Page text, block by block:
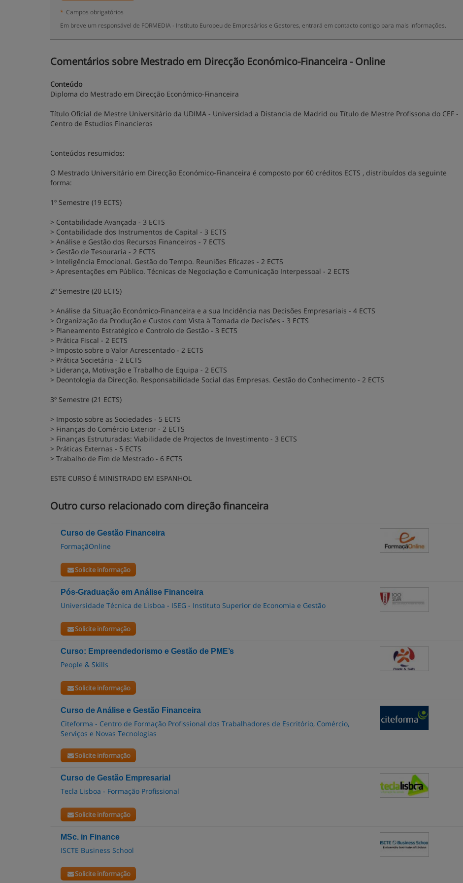
* Campos obrigatórios
Em breve um responsável de FORMEDIA - Instituto Europeu de Empresários e Gestores, entrará em contacto contigo para mais informações.
Comentários sobre Mestrado em Direcção Económico-Financeira - Online
Conteúdo
Diploma do Mestrado em Direcção Económico-Financeira
Título Oficial de Mestre Universitário da UDIMA - Universidad a Distancia de Madrid ou Título de Mestre Profissona do CEF -
Centro de Estudios Financieros
Conteúdos resumidos:
O Mestrado Universitário em Direcção Económico-Financeira é composto por 60 créditos ECTS , distribuídos da seguinte
forma:
1º Semestre (19 ECTS)
> Contabilidade Avançada - 3 ECTS
> Contabilidade dos Instrumentos de Capital - 3 ECTS
> Análise e Gestão dos Recursos Financeiros - 7 ECTS
> Gestão de Tesouraria - 2 ECTS
> Inteligência Emocional. Gestão do Tempo. Reuniões Eficazes - 2 ECTS
> Apresentações em Público. Técnicas de Negociação e Comunicação Interpessoal - 2 ECTS
2º Semestre (20 ECTS)
> Análise da Situação Económico-Financeira e a sua Incidência nas Decisões Empresariais - 4 ECTS
> Organização da Produção e Custos com Vista à Tomada de Decisões - 3 ECTS
> Planeamento Estratégico e Controlo de Gestão - 3 ECTS
> Prática Fiscal - 2 ECTS
> Imposto sobre o Valor Acrescentado - 2 ECTS
> Prática Societária - 2 ECTS
> Liderança, Motivação e Trabalho de Equipa - 2 ECTS
> Deontologia da Direcção. Responsabilidade Social das Empresas. Gestão do Conhecimento - 2 ECTS
3º Semestre (21 ECTS)
> Imposto sobre as Sociedades - 5 ECTS
> Finanças do Comércio Exterior - 2 ECTS
> Finanças Estruturadas: Viabilidade de Projectos de Investimento - 3 ECTS
> Práticas Externas - 5 ECTS
> Trabalho de Fim de Mestrado - 6 ECTS
ESTE CURSO É MINISTRADO EM ESPANHOL
Outro curso relacionado com direção financeira
Curso de Gestão Financeira
FormaçãOnline
Solicite informação
Pós-Graduação em Análise Financeira
Universidade Técnica de Lisboa - ISEG - Instituto Superior de Economia e Gestão
Solicite informação
Curso: Empreendedorismo e Gestão de PME’s
People & Skills
Solicite informação
Curso de Análise e Gestão Financeira
Citeforma - Centro de Formação Profissional dos Trabalhadores de Escritório, Comércio,
Serviços e Novas Tecnologias
Solicite informação
Curso de Gestão Empresarial
Tecla Lisboa - Formação Profissional
Solicite informação
MSc. in Finance
ISCTE Business School
Solicite informação